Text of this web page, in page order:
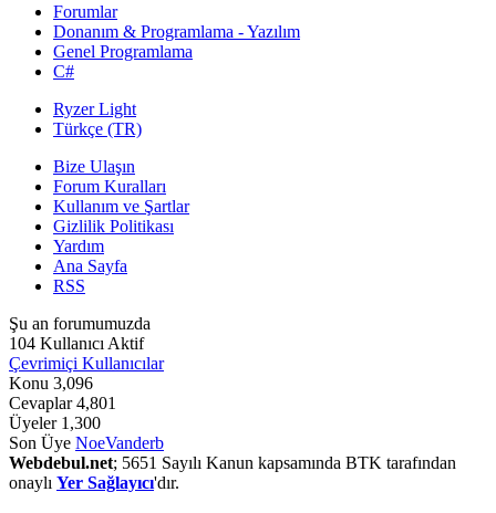
Forumlar
Donanım & Programlama - Yazılım
Genel Programlama
C#
Ryzer Light
Türkçe (TR)
Bize Ulaşın
Forum Kuralları
Kullanım ve Şartlar
Gizlilik Politikası
Yardım
Ana Sayfa
RSS
Şu an forumumuzda
104 Kullanıcı Aktif
Çevrimiçi Kullanıcılar
Konu 3,096
Cevaplar4,801
Üyeler 1,300
Son Üye NoeVanderb
Webdebul.net; 5651 Sayılı Kanun kapsamında BTK tarafından
onaylı Yer Sağlayıcı'dır.